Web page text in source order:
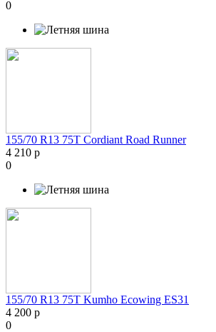
0
155/70 R13 75T Cordiant Road Runner
4 210 р
0
155/70 R13 75T Kumho Ecowing ES31
4 200 р
0